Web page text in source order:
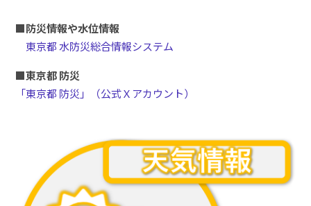
■防災情報や水位情報
東京都 水防災総合情報システム
■東京都 防災
「東京都 防災」（公式Ｘアカウント）